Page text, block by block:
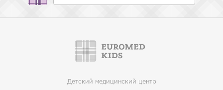
Детский медицинский центр